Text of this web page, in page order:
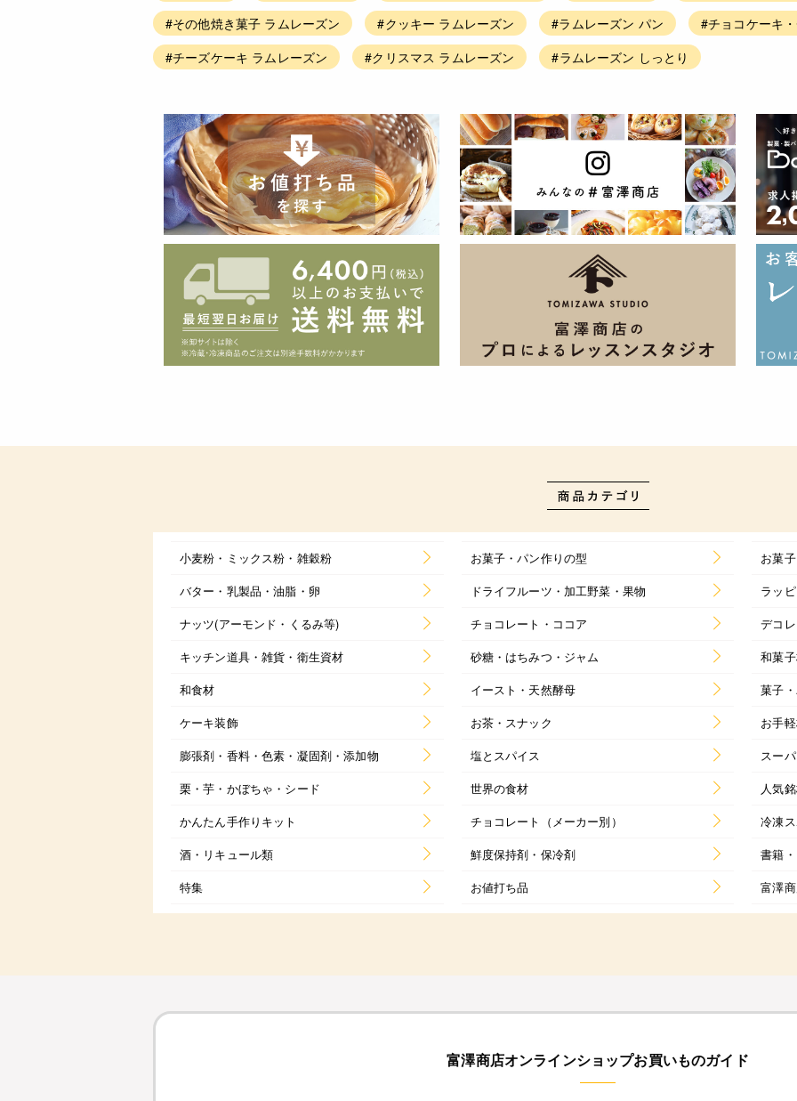
#その他焼き菓子 ラムレーズン
#クッキー ラムレーズン #ラムレーズン パン
#チョコケーキ
#チーズケーキ ラムレーズン
#クリスマス ラムレーズン #ラムレーズン しっとり
小麦粉・ミックス粉・雑穀粉 お菓子・パン作りの型
お菓
バター・乳製品・油脂・卵
ドライフルーツ・加工野菜・果物
ラッ
ナッツ(アーモンド・くるみ等)
チョコレート・ココア
デコ
キッチン道具・雑貨・衛生資材
砂糖・はちみつ・ジャム
和菓
和食材
イースト・天然酵母
菓子
ケーキ装飾
お茶・スナック
お手
膨張剤・香料・色素・凝固剤・添加物
塩とスパイス
スー
栗・芋・かぼちゃ・シード
世界の食材
人気
かんたん手作りキット
チョコレート（メーカー別）
冷凍
酒・リキュール類
鮮度保持剤・保冷剤
書籍
特集
お値打ち品 富澤
富澤商店オンラインショップお買いものガイド